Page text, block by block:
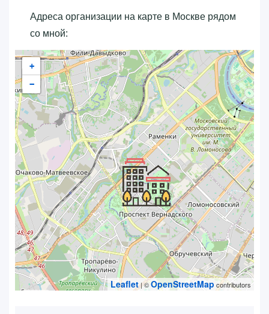
Адреса организации на карте в Москве рядом
со мной:
+
−
Leaflet| ©OpenStreetMap contributors